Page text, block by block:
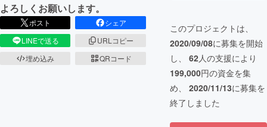
よろしくお願いします。
ポスト
シェア
LINEで送る
URLコピー
埋め込み
QRコード
このプロジェクトは、
2020/09/08に募集を開始
し、 62人の支援により
199,000円の資金を集
め、 2020/11/13に募集を
終了しました